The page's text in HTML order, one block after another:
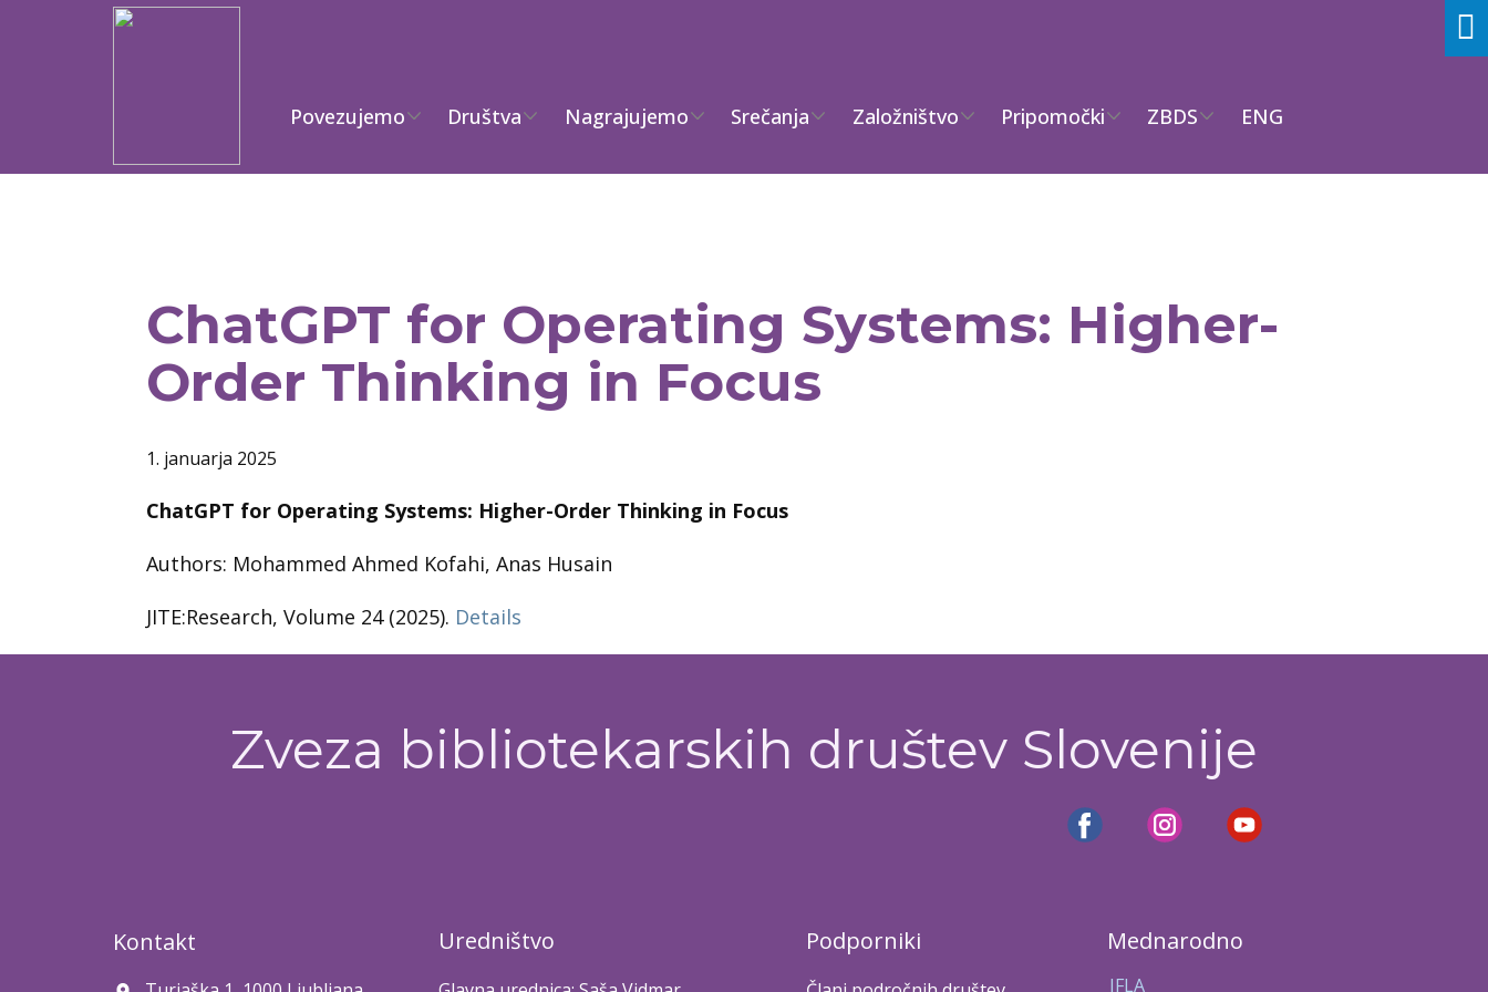
Povezujemo Društva Nagrajujemo Srečanja Založništvo Pripomočki ZBDS ENG
ChatGPT for Operating Systems: Higher-
Order Thinking in Focus
1. januarja 2025
ChatGPT for Operating Systems: Higher-Order Thinking in Focus
Authors: Mohammed Ahmed Kofahi, Anas Husain
JITE:Research, Volume 24 (2025). Details
Zveza bibliotekarskih društev Slovenije
Kontakt Uredništvo Podporniki Mednarodno
IFLA